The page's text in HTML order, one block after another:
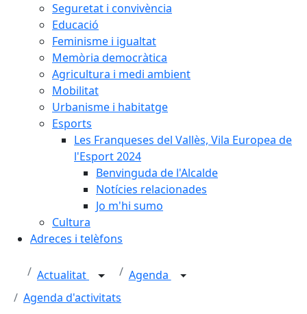
Seguretat i convivència
Educació
Feminisme i igualtat
Memòria democràtica
Agricultura i medi ambient
Mobilitat
Urbanisme i habitatge
Esports
Les Franqueses del Vallès, Vila Europea de
l'Esport 2024
Benvinguda de l'Alcalde
Notícies relacionades
Jo m'hi sumo
Cultura
Adreces i telèfons
Actualitat
Agenda
Agenda d'activitats